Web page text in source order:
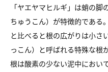
「ヤエヤマヒルギ」は蛸の
ちゅうこん）が特徴的である
と比べると根の広がりは小さ
っこん）と呼ばれる特殊な根
根は酸素の少ない泥中におい